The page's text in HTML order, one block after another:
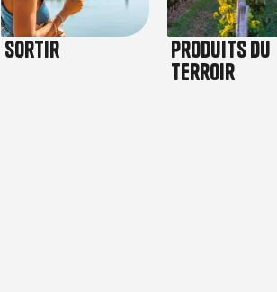
Sortir Produits du
terroir